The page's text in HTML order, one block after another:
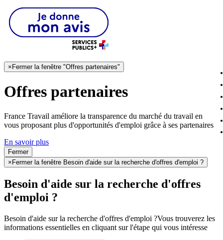
× Fermer la fenêtre "Offres partenaires"
Offres partenaires
France Travail améliore la transparence du marché du travail en
vous proposant plus d'opportunités d'emploi grâce à ses partenaires
En savoir plus
Fermer
× Fermer la fenêtre Besoin d'aide sur la recherche d'offres d'emploi ?
Besoin d'aide sur la recherche d'offres
d'emploi ?
Besoin d'aide sur la recherche d'offres d'emploi ?Vous trouverez les
informations essentielles en cliquant sur l'étape qui vous intéresse